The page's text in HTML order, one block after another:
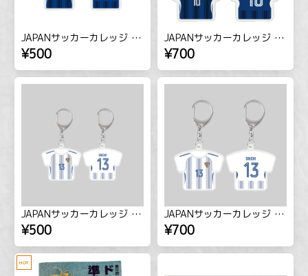
JAPANサッカーカレッジ 2026ユニフォーム型キーホルダー（小）
¥500
JAPANサッカーカレッジ 2026ユニフォーム型キーホルダー（大）
¥700
JAPANサッカーカレッジ 2026ユニフォーム型キーホルダー(2ndユニVer.)（小）
¥500
JAPANサッカーカレッジ 2026ユニフォーム型キーホルダー(2ndユニVer.)（大）
¥700
HOT